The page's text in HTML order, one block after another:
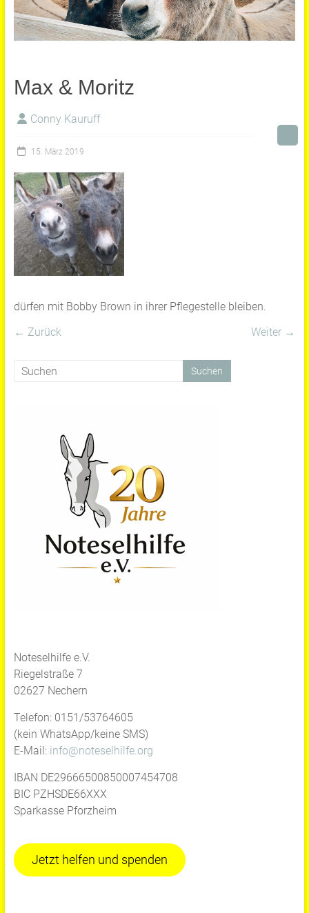
Max & Moritz
Conny Kauruff
15. März 2019
dürfen mit Bobby Brown in ihrer Pflegestelle bleiben.
← Zurück
Weiter →
Noteselhilfe e.V.
Riegelstraße 7
02627 Nechern
Telefon: 0151/53764605
(kein WhatsApp/keine SMS)
E-Mail: info@noteselhilfe.org
IBAN DE29666500850007454708
BIC PZHSDE66XXX
Sparkasse Pforzheim
Jetzt helfen und spenden